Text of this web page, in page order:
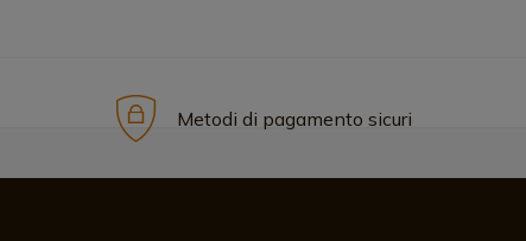
Metodi di pagamento sicuri